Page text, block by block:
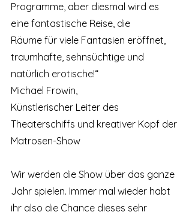
Programme, aber diesmal wird es
eine fantastische Reise, die
Räume für viele Fantasien eröffnet,
traumhafte, sehnsüchtige und
natürlich erotische!“
Michael Frowin,
Künstlerischer Leiter des
Theaterschiffs und kreativer Kopf der
Matrosen-Show
Wir werden die Show über das ganze
Jahr spielen. Immer mal wieder habt
ihr also die Chance dieses sehr